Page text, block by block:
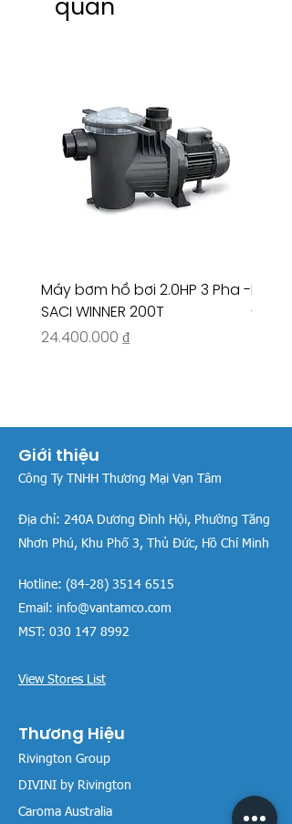
quan
Máy bơm hồ bơi 2.0HP 3 Pha -
SACI WINNER 200T
Giá
24.400.000 ₫
Máy
-
Giới thiệu
Công Ty TNHH Thương Mại Vạn Tâm
Địa chỉ: 240A Dương Đình Hội, Phường Tăng
Nhơn Phú, Khu Phố 3, Thủ Đức, Hồ Chí Minh
Hotline: (84-28) 3514 6515
Email: info@vantamco.com
MST: 030 147 8992
View Stores List
Thương Hiệu
Rivington Group
DIVINI by Rivington
Caroma Australia